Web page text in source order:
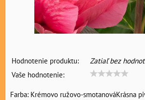
Hodnotenie produktu:
Zatiaľ bez
Vaše hodnotenie:
Farba: Krémovo ružovo-smotanováKrásna